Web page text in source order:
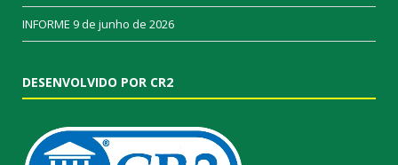
INFORME 9 de junho de 2026
DESENVOLVIDO POR CR2